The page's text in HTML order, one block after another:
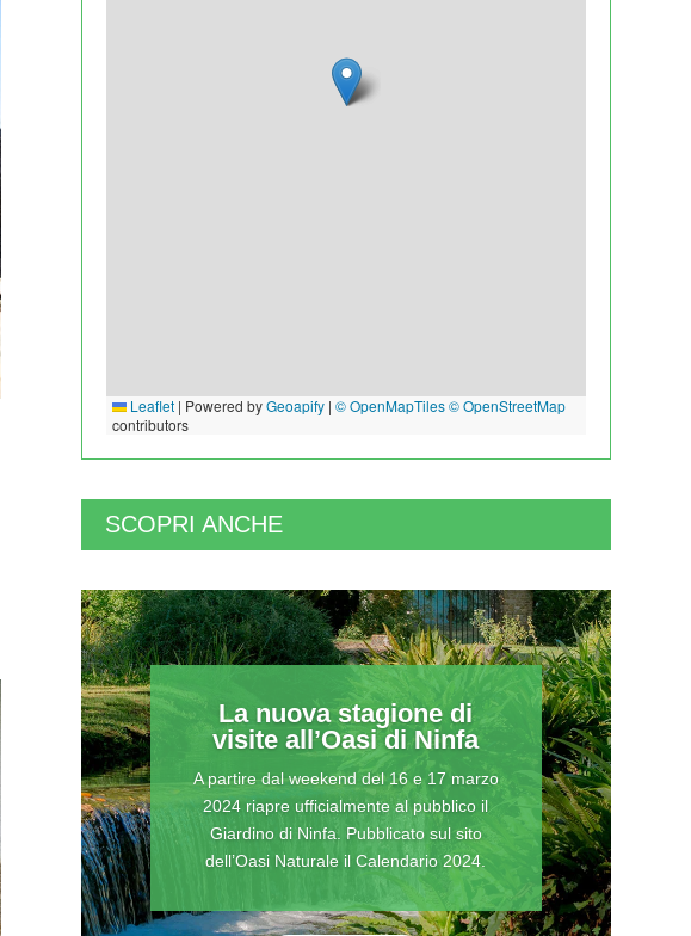
Leaflet | Powered byGeoapify| © OpenMapTiles© OpenStreetMap
contributors
SCOPRI ANCHE
La nuova stagione di
visite all’Oasi di Ninfa
A partire dal weekend del 16 e 17 marzo
2024 riapre ufficialmente al pubblico il
Giardino di Ninfa. Pubblicato sul sito
dell’Oasi Naturale il Calendario 2024.